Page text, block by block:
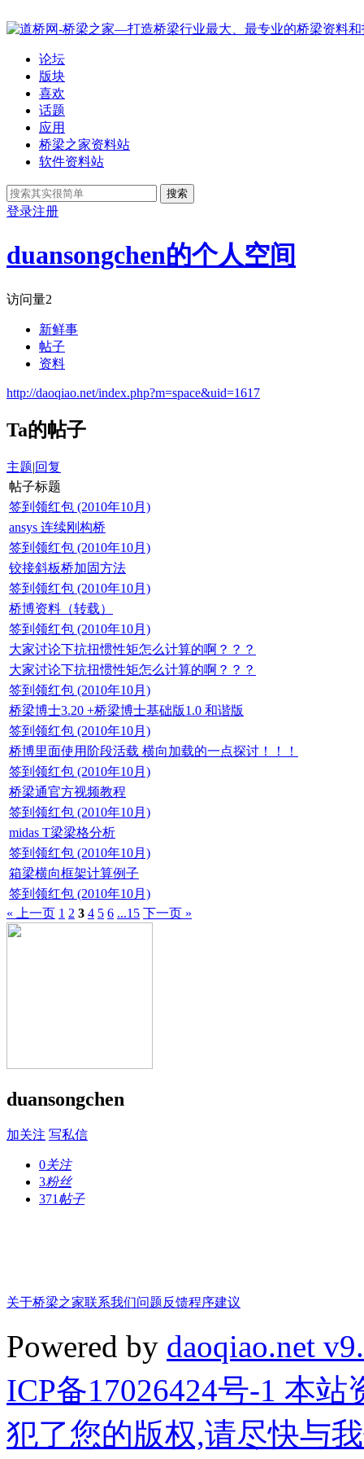
论坛
版块
喜欢
话题
应用
桥梁之家资料站
软件资料站
搜索
登录注册
duansongchen的个人空间
访问量2
新鲜事
帖子
资料
http://daoqiao.net/index.php?m=space&uid=1617
Ta的帖子
主题|回复
帖子标题
签到领红包 (2010年10月)
ansys 连续刚构桥
签到领红包 (2010年10月)
铰接斜板桥加固方法
签到领红包 (2010年10月)
桥博资料（转载）
签到领红包 (2010年10月)
大家讨论下抗扭惯性矩怎么计算的啊？？？
大家讨论下抗扭惯性矩怎么计算的啊？？？
签到领红包 (2010年10月)
桥梁博士3.20 +桥梁博士基础版1.0 和谐版
签到领红包 (2010年10月)
桥博里面使用阶段活载 横向加载的一点探讨！！！
签到领红包 (2010年10月)
桥梁通官方视频教程
签到领红包 (2010年10月)
midas T梁梁格分析
签到领红包 (2010年10月)
箱梁横向框架计算例子
签到领红包 (2010年10月)
« 上一页 1 2 3 4 5 6 ...15 下一页 »
duansongchen
加关注 写私信
0关注
3粉丝
371 帖子
关于桥梁之家联系我们问题反馈程序建议
Powered by daoqiao.net
ICP备17026424号-1 本
犯了您的版权,请尽快与